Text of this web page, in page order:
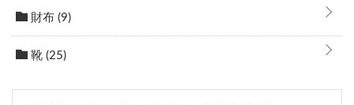
財布 (9)
靴 (25)